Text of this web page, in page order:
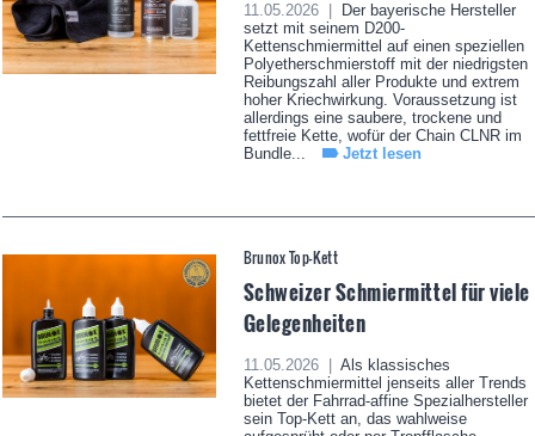
11.05.2026 |
Der bayerische Hersteller
setzt mit seinem D200-
Kettenschmiermittel auf einen speziellen
Polyetherschmierstoff mit der niedrigsten
Reibungszahl aller Produkte und extrem
hoher Kriechwirkung. Voraussetzung ist
allerdings eine saubere, trockene und
fettfreie Kette, wofür der Chain CLNR im
Bundle...
Jetzt lesen
Brunox Top-Kett
Schweizer Schmiermittel für viele
Gelegenheiten
11.05.2026 |
Als klassisches
Kettenschmiermittel jenseits aller Trends
bietet der Fahrrad-affine Spezialhersteller
sein Top-Kett an, das wahlweise